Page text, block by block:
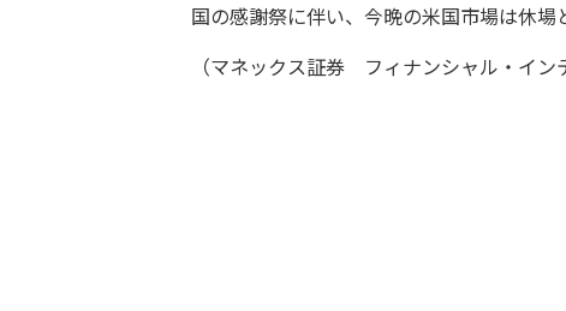
国の感謝祭に伴い、今晩の米国市場は休場
（マネックス証券 フィナンシャル・イン